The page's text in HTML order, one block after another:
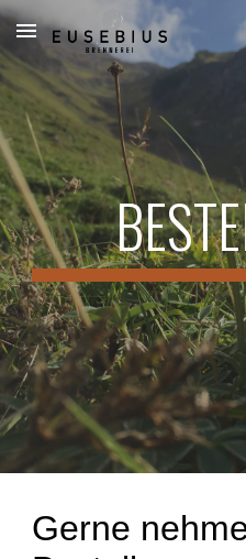
Skip to main content